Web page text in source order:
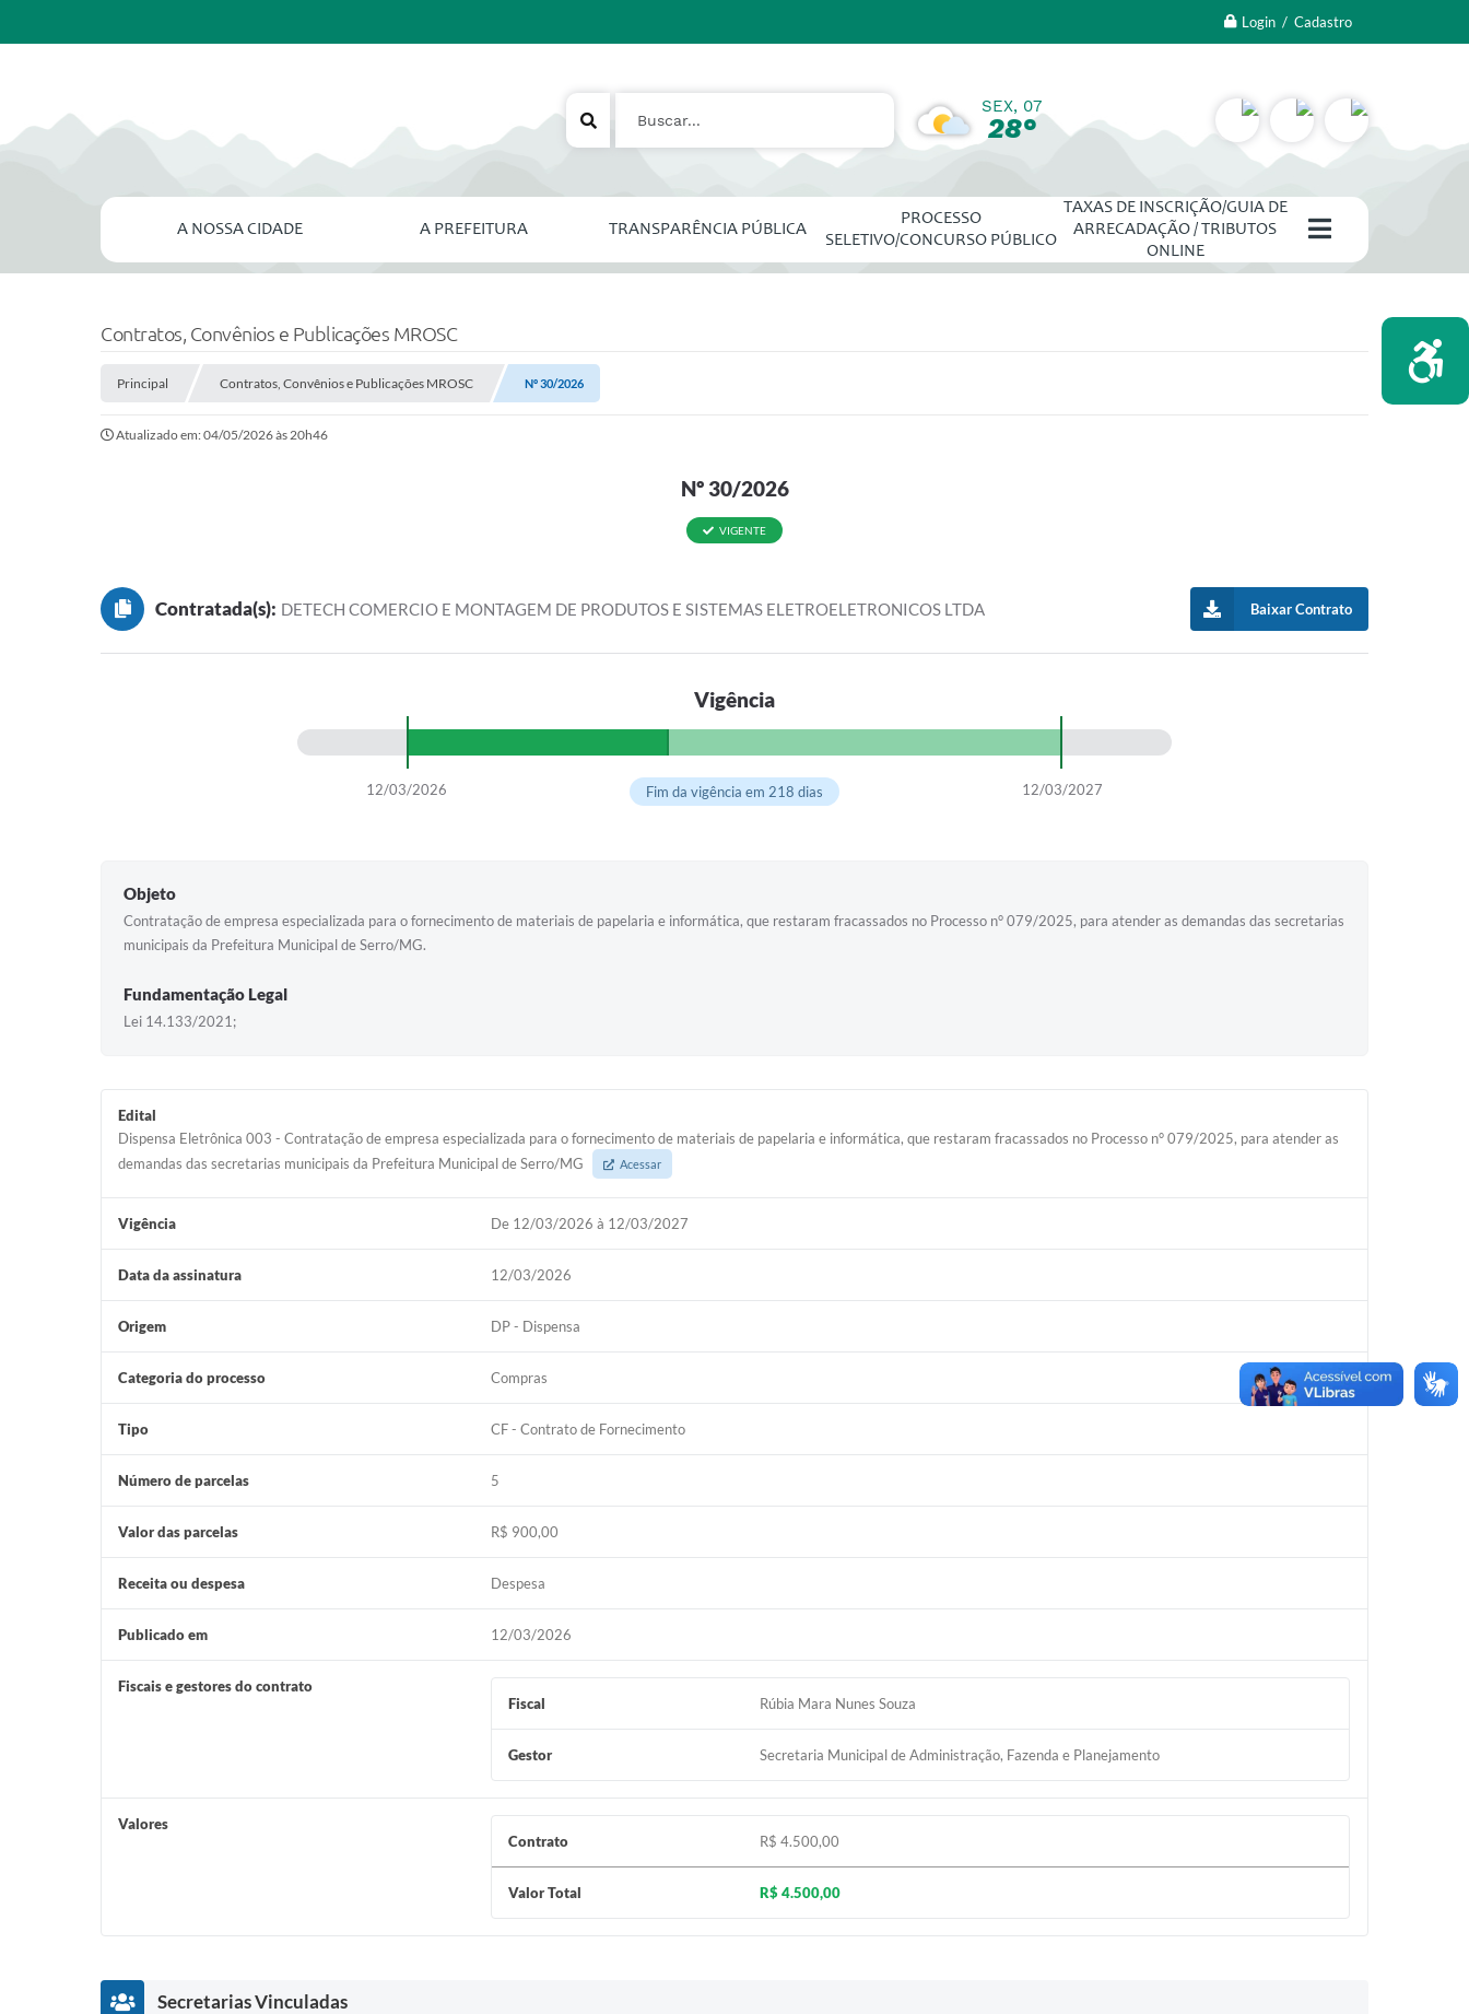
Login / Cadastro
SEX, 07
28°
A NOSSA CIDADE A PREFEITURA TRANSPARÊNCIA PÚBLICA
PROCESSO
SELETIVO/CONCURSO PÚBLICO
TAXAS DE INSCRIÇÃO/GUIA DE
ARRECADAÇÃO / TRIBUTOS
ONLINE
Contratos, Convênios e Publicações MROSC
Principal Contratos, Convênios e Publicações MROSC Nº 30/2026
Atualizado em: 04/05/2026 às 20h46
Nº 30/2026
VIGENTE
Contratada(s): DETECH COMERCIO E MONTAGEM DE PRODUTOS E SISTEMAS ELETROELETRONICOS LTDA Baixar Contrato
Vigência
12/03/2026 12/03/2027
Fim da vigência em 218 dias
Objeto
Contratação de empresa especializada para o fornecimento de materiais de papelaria e informática, que restaram fracassados no Processo n° 079/2025, para atender as demandas das secretarias
municipais da Prefeitura Municipal de Serro/MG.
Fundamentação Legal
Lei 14.133/2021;
Edital
Dispensa Eletrônica 003 - Contratação de empresa especializada para o fornecimento de materiais de papelaria e informática, que restaram fracassados no Processo n° 079/2025, para atender as
demandas das secretarias municipais da Prefeitura Municipal de Serro/MG
Acessar
Vigência De 12/03/2026 à 12/03/2027
Data da assinatura 12/03/2026
Origem DP - Dispensa
Categoria do processo Compras
Tipo CF - Contrato de Fornecimento
Número de parcelas 5
Valor das parcelas R$ 900,00
Receita ou despesa Despesa
Publicado em 12/03/2026
Fiscais e gestores do contrato
Fiscal
Rúbia Mara Nunes Souza
Gestor Secretaria Municipal de Administração, Fazenda e Planejamento
Valores
Contrato
R$ 4.500,00
Valor Total R$ 4.500,00
Secretarias Vinculadas